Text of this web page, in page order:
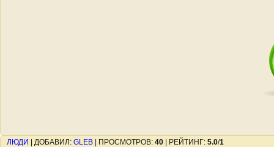
ЛЮДИ ДОБАВИЛ : GLEB ПРОСМОТРОВ: 40 РЕЙТИНГ: 5.0/1